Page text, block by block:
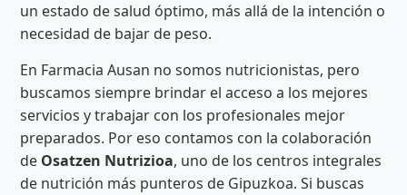
un estado de salud óptimo, más allá de la intención o
necesidad de bajar de peso.
En Farmacia Ausan no somos nutricionistas, pero
buscamos siempre brindar el acceso a los mejores
servicios y trabajar con los profesionales mejor
preparados. Por eso contamos con la colaboración
de Osatzen Nutrizioa, uno de los centros integrales
de nutrición más punteros de Gipuzkoa. Si buscas